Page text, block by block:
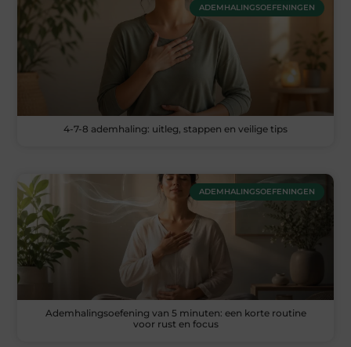
ADEMHALINGSOEFENINGEN
4-7-8 ademhaling: uitleg, stappen en veilige tips
ADEMHALINGSOEFENINGEN
Ademhalingsoefening van 5 minuten: een korte routine
voor rust en focus